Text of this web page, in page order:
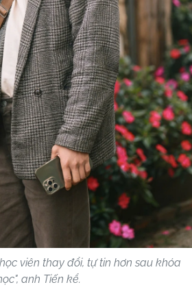
viên thay đổi, tự tin hơn sau khóa
anh Tiến kể.